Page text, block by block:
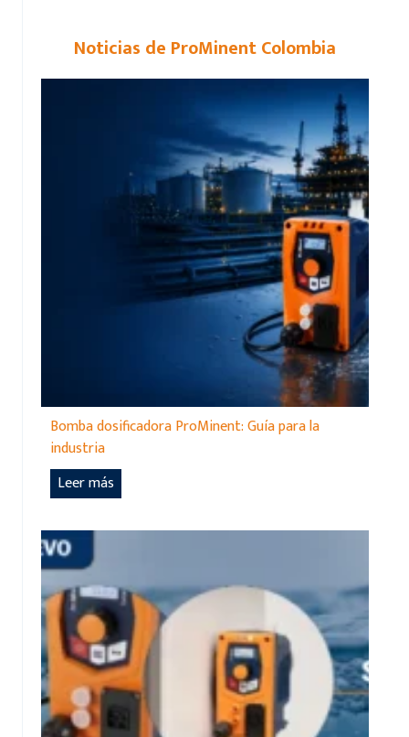
Noticias de ProMinent Colombia
Bomba dosificadora ProMinent: Guía para la
industria
Leer más
o
m
d
o
s
i
f
i
c